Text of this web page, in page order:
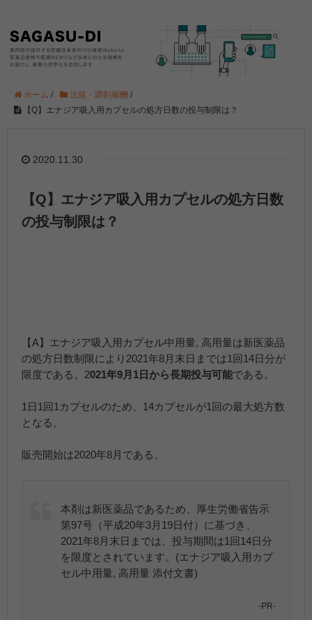
ホーム / 法規・調剤報酬 /
【Q】エナジア吸入用カプセルの処方日数の投与制限は？
2020.11.30
【Q】エナジア吸入用カプセルの処方日数
の投与制限は？
【A】エナジア吸入用カプセル中用量, 高用量は新医薬品
の処方日数制限により2021年8月末日までは1回14日分が
限度である。2021年9月1日から長期投与可能である。
1日1回1カプセルのため、14カプセルが1回の最大処方数
となる。
販売開始は2020年8月である。
本剤は新医薬品であるため、厚生労働省告示
第97号（平成20年3月19日付）に基づき、
2021年8月末日までは、投与期間は1回14日分
を限度とされています。(エナジア吸入用カプ
セル中用量, 高用量 添付文書)
-PR-